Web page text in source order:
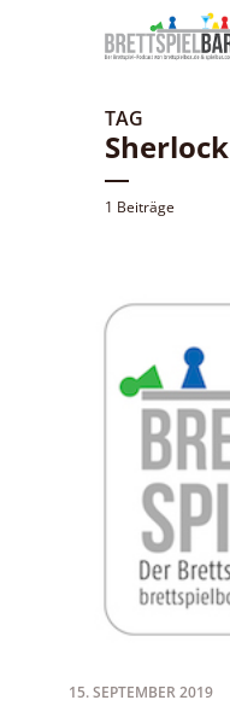
TAG
Sherlock
1 Beiträge
15. SEPTEMBER 2019